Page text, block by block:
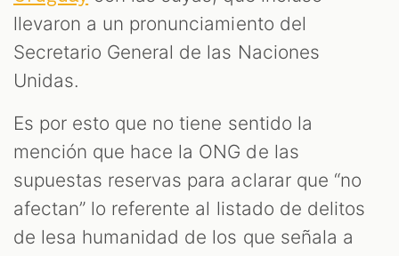
llevaron a un pronunciamiento del
Secretario General de las Naciones
Unidas.
Es por esto que no tiene sentido la
mención que hace la ONG de las
supuestas reservas para aclarar que “no
afectan” lo referente al listado de delitos
de lesa humanidad de los que señala a